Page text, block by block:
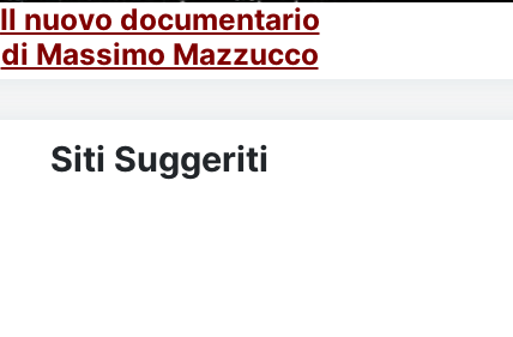
Il nuovo documentario
di Massimo Mazzucco
Siti Suggeriti